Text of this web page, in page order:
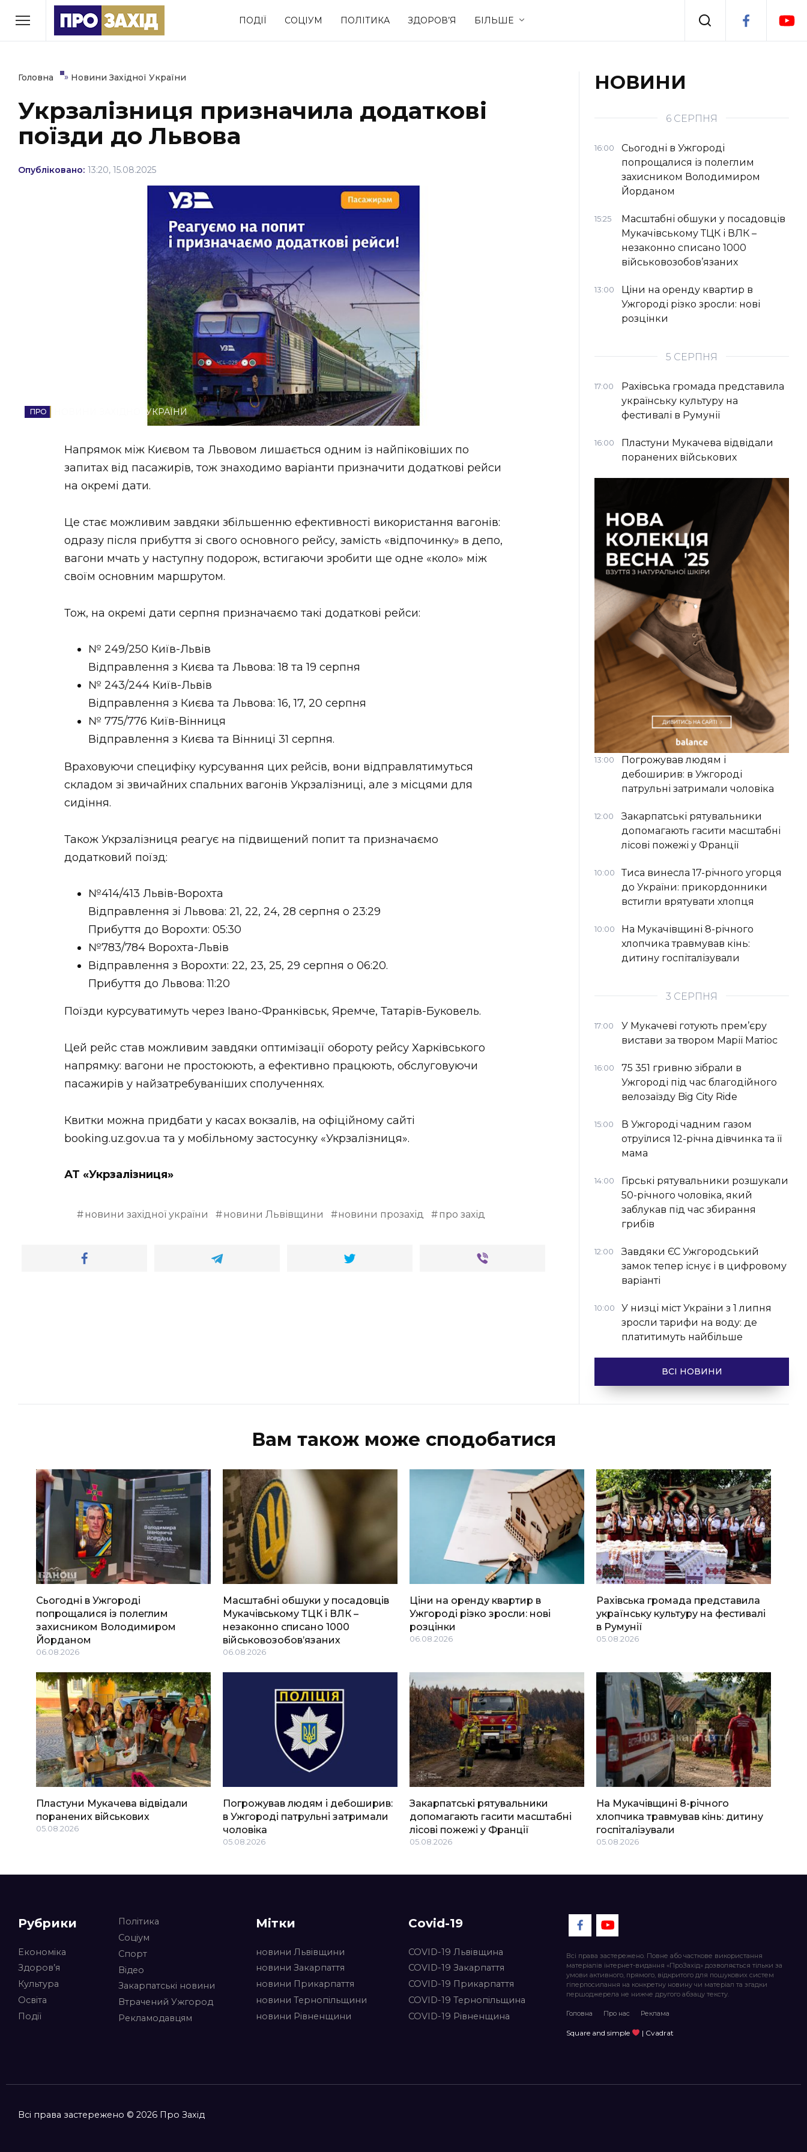
ПОДІЇ СОЦІУМ ПОЛІТИКА ЗДОРОВ’Я БІЛЬШЕ
РУБРИКИ
Економіка Здоров’я Події
Політика Соціум Спорт Стиль життя
Втрачений Ужгород
(відеоверсія)
ЗАКАРПАТСЬКІ НОВИНИ
НОВИНИ ЗАХІДНОЇ УКРАЇНИ
ВІДЕО
Головна » Новини Західної України
Укрзалізниця призначила додаткові
поїзди до Львова
Опубліковано: 13:20, 15.08.2025
НОВИНИ ЗАХІДНОЇ УКРАЇНИ
Напрямок між Києвом та Львовом лишається одним із найпіковіших по
запитах від пасажирів, тож знаходимо варіанти призначити додаткові рейси
на окремі дати.
Це стає можливим завдяки збільшенню ефективності використання вагонів:
одразу після прибуття зі свого основного рейсу, замість «відпочинку» в депо,
вагони мчать у наступну подорож, встигаючи зробити ще одне «коло» між
своїм основним маршрутом.
Тож, на окремі дати серпня призначаємо такі додаткові рейси:
№ 249/250 Київ-Львів
Відправлення з Києва та Львова: 18 та 19 серпня
№ 243/244 Київ-Львів
Відправлення з Києва та Львова: 16, 17, 20 серпня
№ 775/776 Київ-Вінниця
Відправлення з Києва та Вінниці 31 серпня.
Враховуючи специфіку курсування цих рейсів, вони відправлятимуться
складом зі звичайних спальних вагонів Укрзалізниці, але з місцями для
сидіння.
Також Укрзалізниця реагує на підвищений попит та призначаємо
додатковий поїзд:
№414/413 Львів-Ворохта
Відправлення зі Львова: 21, 22, 24, 28 серпня о 23:29
Прибуття до Ворохти: 05:30
№783/784 Ворохта-Львів
Відправлення з Ворохти: 22, 23, 25, 29 серпня о 06:20.
Прибуття до Львова: 11:20
Поїзди курсуватимуть через Івано-Франківськ, Яремче, Татарів-Буковель.
Цей рейс став можливим завдяки оптимізації обороту рейсу Харківського
напрямку: вагони не простоюють, а ефективно працюють, обслуговуючи
пасажирів у найзатребуваніших сполученнях.
Квитки можна придбати у касах вокзалів, на офіційному сайті
booking.uz.gov.ua та у мобільному застосунку «Укрзалізниця».
АТ «Укрзалізниця»
новини західної україни новини Львівщини новини прозахід про захід
НОВИНИ
6 СЕРПНЯ
16:00
Сьогодні в Ужгороді
попрощалися із полеглим
захисником Володимиром
Йорданом
15:25
Масштабні обшуки у посадовців
Мукачівському ТЦК і ВЛК –
незаконно списано 1000
військовозобов’язаних
13:00
Ціни на оренду квартир в
Ужгороді різко зросли: нові
розцінки
5 СЕРПНЯ
17:00
Рахівська громада представила
українську культуру на
фестивалі в Румунії
16:00
Пластуни Мукачева відвідали
поранених військових
13:00
Погрожував людям і
дебоширив: в Ужгороді
патрульні затримали чоловіка
12:00
Закарпатські рятувальники
допомагають гасити масштабні
лісові пожежі у Франції
10:00
Тиса винесла 17-річного угорця
до України: прикордонники
встигли врятувати хлопця
10:00
На Мукачівщині 8-річного
хлопчика травмував кінь:
дитину госпіталізували
3 СЕРПНЯ
17:00
У Мукачеві готують прем’єру
вистави за твором Марії Матіос
16:00
75 351 гривню зібрали в
Ужгороді під час благодійного
велозаїзду Big Сity Ride
15:00
В Ужгороді чадним газом
отруїлися 12-річна дівчинка та її
мама
14:00
Гірські рятувальники розшукали
50-річного чоловіка, який
заблукав під час збирання
грибів
12:00
Завдяки ЄС Ужгородський
замок тепер існує і в цифровому
варіанті
10:00
У низці міст України з 1 липня
зросли тарифи на воду: де
платитимуть найбільше
ВСІ НОВИНИ
Вам також може сподобатися
Сьогодні в Ужгороді
попрощалися із полеглим
захисником Володимиром
Йорданом
06.08.2026
Масштабні обшуки у посадовців
Мукачівському ТЦК і ВЛК –
незаконно списано 1000
військовозобов’язаних
06.08.2026
Ціни на оренду квартир в
Ужгороді різко зросли: нові
розцінки
06.08.2026
Рахівська громада представила
українську культуру на фестивалі
в Румунії
05.08.2026
Пластуни Мукачева відвідали
поранених військових
05.08.2026
Погрожував людям і дебоширив:
в Ужгороді патрульні затримали
чоловіка
05.08.2026
Закарпатські рятувальники
допомагають гасити масштабні
лісові пожежі у Франції
05.08.2026
На Мукачівщині 8-річного
хлопчика травмував кінь: дитину
госпіталізували
05.08.2026
Рубрики
Економіка
Здоров’я
Культура
Освіта
Події
Політика
Соціум
Спорт
Відео
Закарпатські новини
Втрачений Ужгород
Рекламодавцям
Мітки
новини Львівщини
новини Закарпаття
новини Прикарпаття
новини Тернопільщини
новини Рівненщини
Covid-19
COVID-19 Львівщина
COVID-19 Закарпаття
COVID-19 Прикарпаття
COVID-19 Тернопільщина
COVID-19 Рівненщина
Всі права застережено. Повне або часткове використання
матеріалів інтернет-видання «ПроЗахід» дозволяється тільки за
умови активного, прямого, відкритого для пошукових систем
гіперпосилання на конкретну новину чи матеріал та згадки
першоджерела не нижче другого абзацу тексту.
Головна Про нас Реклама
Square and simple | Cvadrat
Всі права застережено © 2026 Про Захід